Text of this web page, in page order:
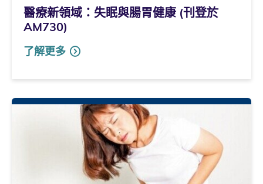
醫療新領域：失眠與腸胃健康 (刊登於
AM730)
了解更多